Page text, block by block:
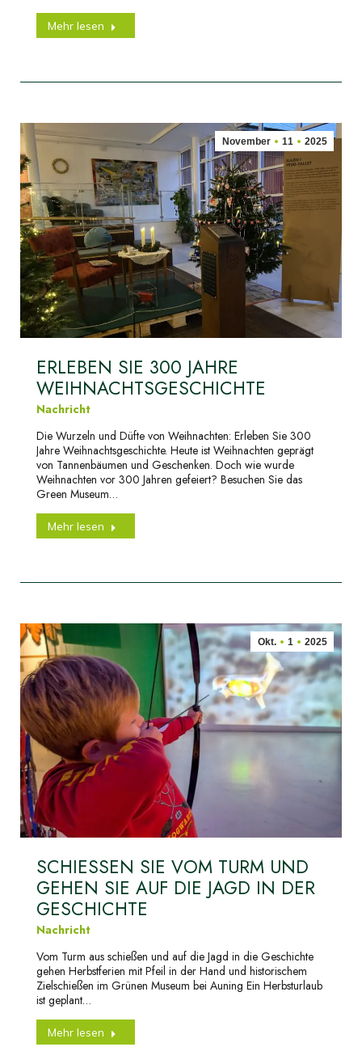
Mehr lesen
November 11 2025
ERLEBEN SIE 300 JAHRE
WEIHNACHTSGESCHICHTE
Nachricht
Die Wurzeln und Düfte von Weihnachten: Erleben Sie 300
Jahre Weihnachtsgeschichte. Heute ist Weihnachten geprägt
von Tannenbäumen und Geschenken. Doch wie wurde
Weihnachten vor 300 Jahren gefeiert? Besuchen Sie das
Green Museum…
Mehr lesen
Okt. 1 2025
SCHIESSEN SIE VOM TURM UND G
EHEN SIE AUF DIE JAGD IN DER G
ESCHICHTE
Nachricht
Vom Turm aus schießen und auf die Jagd in die Geschichte
gehen Herbstferien mit Pfeil in der Hand und historischem
Zielschießen im Grünen Museum bei Auning Ein Herbsturlaub
ist geplant…
Mehr lesen